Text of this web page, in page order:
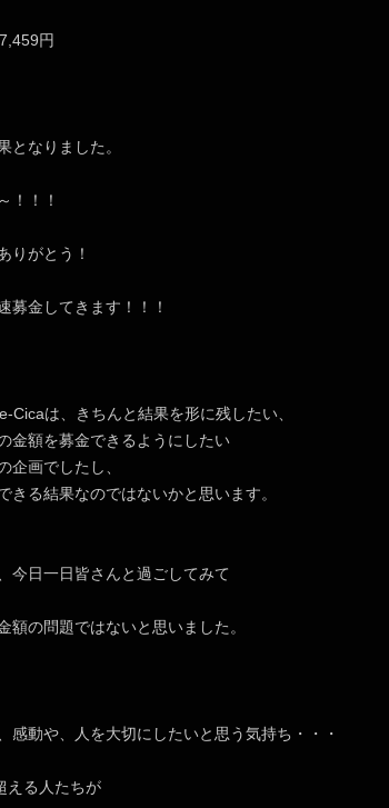
円
となりました。
！！！
りがとう！
募金してきます！！！
Cicaは、きちんと結果を形に残したい、
金額を募金できるようにしたい
企画でしたし、
きる結果なのではないかと思います。
今日一日皆さんと過ごしてみて
額の問題ではないと思いました。
感動や、人を大切にしたいと思う気持ち・・・
える人たちが